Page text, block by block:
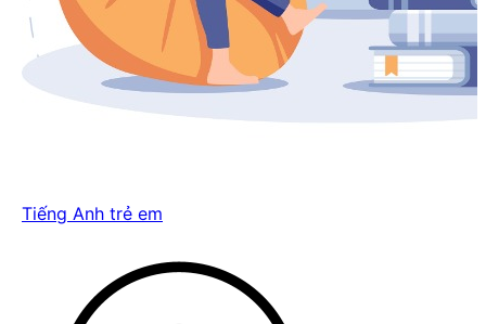
Tiếng Anh trẻ em